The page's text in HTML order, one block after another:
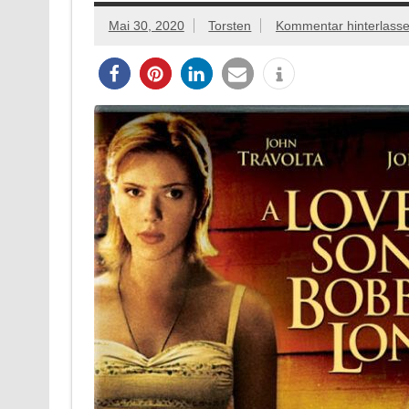
Mai 30, 2020 Torsten Kommentar